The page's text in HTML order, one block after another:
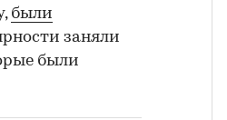
были
заняли
были